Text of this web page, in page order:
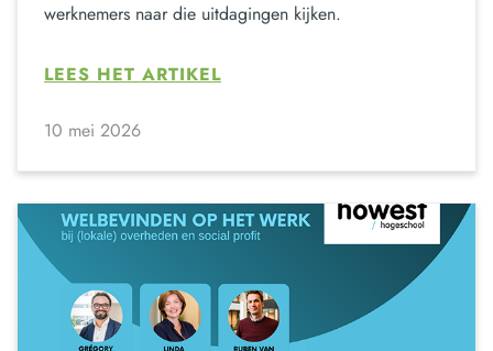
werknemers naar die uitdagingen kijken.
LEES HET ARTIKEL
10 mei 2026